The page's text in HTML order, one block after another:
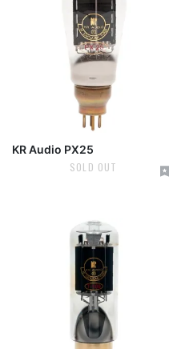
KR Audio PX25
SOLD OUT